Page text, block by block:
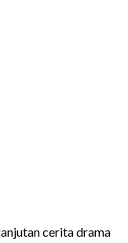
cerita drama